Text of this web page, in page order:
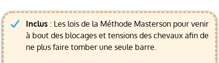
Inclus : Les lois de la Méthode Masterson pour venir
à bout des blocages et tensions des chevaux afin de
ne plus faire tomber une seule barre.